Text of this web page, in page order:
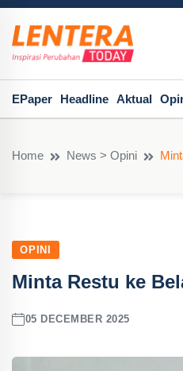
EPaper Headline Aktual
Home News > Opini
OPINI
Minta Restu ke
05 DECEMBER 2025